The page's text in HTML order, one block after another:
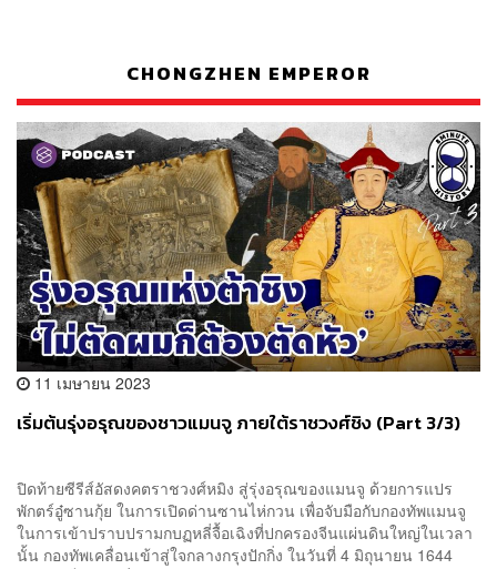
CHONGZHEN EMPEROR
11 เมษายน 2023
เริ่มต้นรุ่งอรุณของชาวแมนจู ภายใต้ราชวงศ์ชิง (Part 3/3)
ปิดท้ายซีรีส์อัสดงคตราชวงศ์หมิง สู่รุ่งอรุณของแมนจู ด้วยการแปร
พักตร์อู๋ซานกุ้ย ในการเปิดด่านซานไห่กวน เพื่อจับมือกับกองทัพแมนจู
ในการเข้าปราบปรามกบฏหลี่จื้อเฉิงที่ปกครองจีนแผ่นดินใหญ่ในเวลา
นั้น กองทัพเคลื่อนเข้าสู่ใจกลางกรุงปักกิ่ง ในวันที่ 4 มิถุนายน 1644